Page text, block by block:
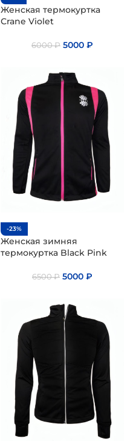
Женская термокуртка
Сrane Violet
6000₽ 5000 ₽
-23%
Женская зимняя
термокуртка Black Pink
6500₽ 5000 ₽